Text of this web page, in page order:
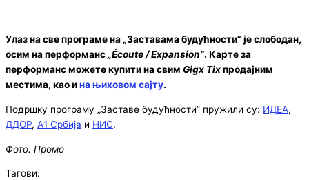
Улаз на све програме на „Заставама будућности” је слободан,
осим на перформанс„Écoute / Expansion”. Карте за
перформанс можете купити на свим Gigx Tixпродајним
местима, као ина њиховом сајту.
Подршку програму „Заставе будућности” пружили су: ИДЕА,
ДДОР, А1 Србија и НИС.
Фото: Промо
Тагови: